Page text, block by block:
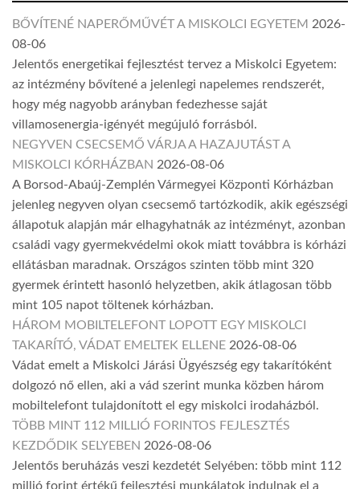
BŐVÍTENÉ NAPERŐMŰVÉT A MISKOLCI EGYETEM 2026-
08-06
Jelentős energetikai fejlesztést tervez a Miskolci Egyetem:
az intézmény bővítené a jelenlegi napelemes rendszerét,
hogy még nagyobb arányban fedezhesse saját
villamosenergia-igényét megújuló forrásból.
NEGYVEN CSECSEMŐ VÁRJA A HAZAJUTÁST A
MISKOLCI KÓRHÁZBAN 2026-08-06
A Borsod-Abaúj-Zemplén Vármegyei Központi Kórházban
jelenleg negyven olyan csecsemő tartózkodik, akik egészségi
állapotuk alapján már elhagyhatnák az intézményt, azonban
családi vagy gyermekvédelmi okok miatt továbbra is kórházi
ellátásban maradnak. Országos szinten több mint 320
gyermek érintett hasonló helyzetben, akik átlagosan több
mint 105 napot töltenek kórházban.
HÁROM MOBILTELEFONT LOPOTT EGY MISKOLCI
TAKARÍTÓ, VÁDAT EMELTEK ELLENE 2026-08-06
Vádat emelt a Miskolci Járási Ügyészség egy takarítóként
dolgozó nő ellen, aki a vád szerint munka közben három
mobiltelefont tulajdonított el egy miskolci irodaházból.
TÖBB MINT 112 MILLIÓ FORINTOS FEJLESZTÉS
KEZDŐDIK SELYEBEN 2026-08-06
Jelentős beruházás veszi kezdetét Selyében: több mint 112
millió forint értékű fejlesztési munkálatok indulnak el a